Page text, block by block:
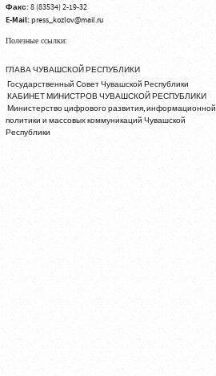
Факс:8 (83534) 2-19-32
E-Mail:press_kozlov@mail.ru
Полезные ссылки:
ГЛАВА ЧУВАШСКОЙ РЕСПУБЛИКИ
Государственный Совет Чувашской Республики
КАБИНЕТ МИНИСТРОВ ЧУВАШСКОЙ РЕСПУБЛИКИ
Министерство цифрового развития, информационной
политики и массовых коммуникаций Чувашской
Республики